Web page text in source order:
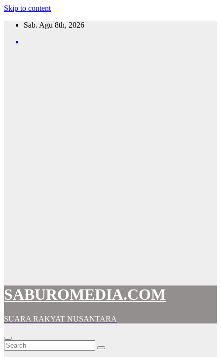
Skip to content
Sab. Agu 8th, 2026
SABUROMEDIA.COM
SUARA RAKYAT NUSANTARA